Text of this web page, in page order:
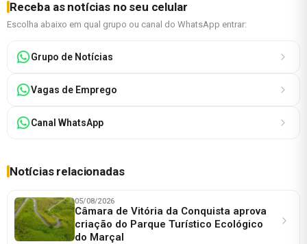
Receba as notícias no seu celular
Escolha abaixo em qual grupo ou canal do WhatsApp entrar:
Grupo de Notícias
Vagas de Emprego
Canal WhatsApp
Notícias relacionadas
05/08/2026
Câmara de Vitória da Conquista aprova
criação do Parque Turístico Ecológico
do Marçal